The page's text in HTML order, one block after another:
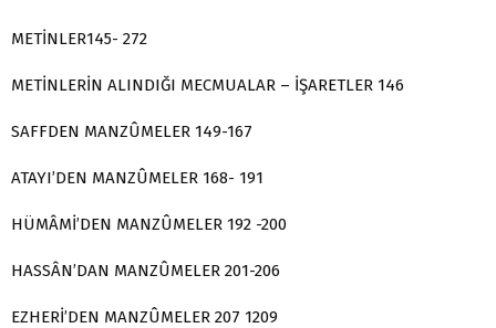
METİNLER145- 272
METİNLERİN ALINDIĞI MECMUALAR – İŞARETLER 146
SAFFDEN MANZÛMELER 149-167
ATAYI’DEN MANZÛMELER 168- 191
HÜMÂMİ’DEN MANZÛMELER 192 -200
HASSÂN’DAN MANZÛMELER 201-206
EZHERİ’DEN MANZÛMELER 207 1209